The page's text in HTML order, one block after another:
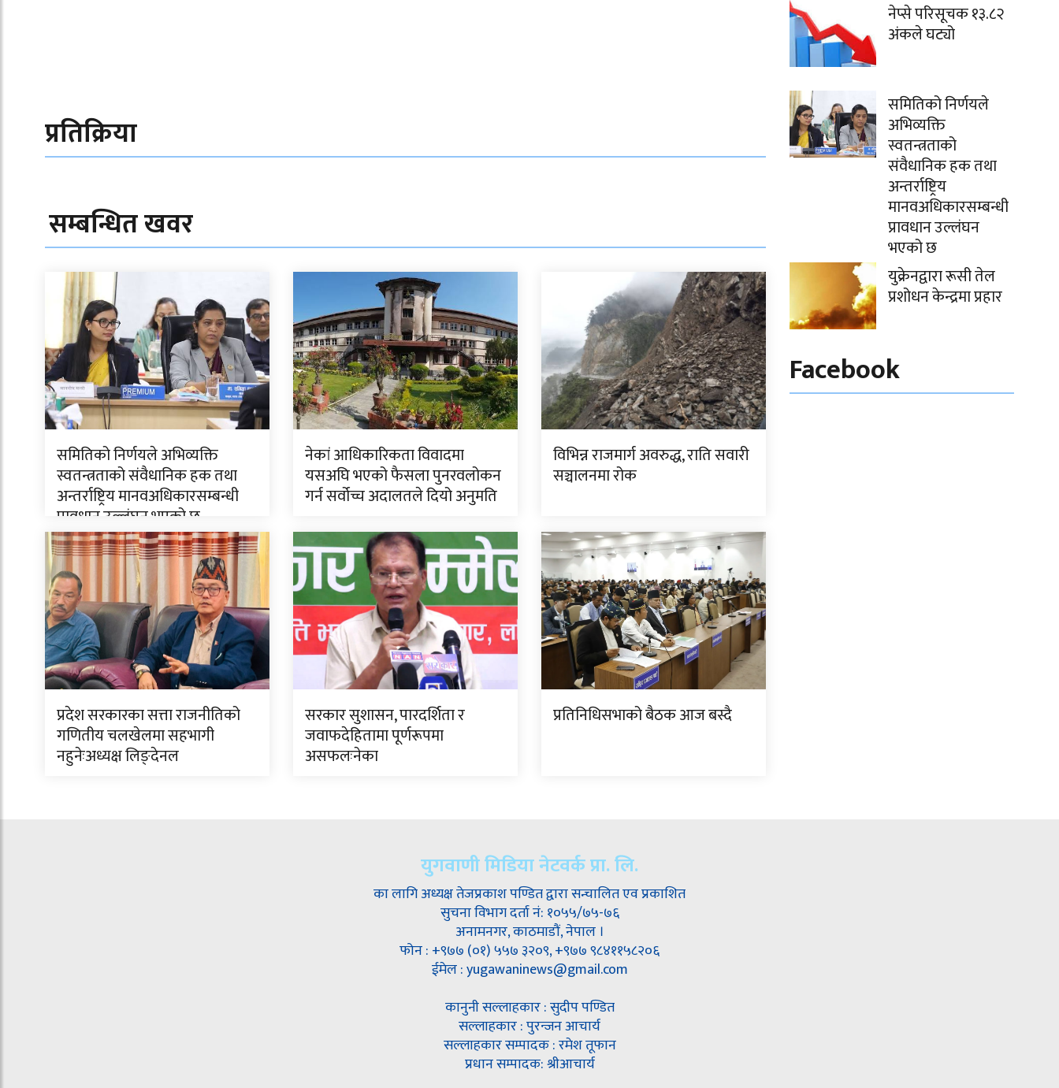
प्रतिक्रिया
सम्बन्धित खवर
समितिको निर्णयले अभिव्यक्ति
स्वतन्त्रताको संवैधानिक हक तथा
अन्तर्राष्ट्रिय मानवअधिकारसम्बन्धी
प्रावधान उल्लंघन भएको छ
नेकां आधिकारिकता विवादमा
यसअघि भएको फैसला पुनरवलोकन
गर्न सर्वोच्च अदालतले दियो अनुमति
विभिन्न राजमार्ग अवरुद्ध, राति सवारी
सञ्चालनमा रोक
प्रदेश सरकारका सत्ता राजनीतिको
गणितीय चलखेलमा सहभागी
नहुनेःअध्यक्ष लिङ्देनल
सरकार सुशासन, पारदर्शिता र
जवाफदेहितामा पूर्णरूपमा
असफलःनेका
प्रतिनिधिसभाको बैठक आज बस्दै
नेप्से परिसूचक १३.८२
अंकले घट्यो
समितिको निर्णयले
अभिव्यक्ति
स्वतन्त्रताको
संवैधानिक हक तथा
अन्तर्राष्ट्रिय
मानवअधिकारसम्बन्धी
प्रावधान उल्लंघन
भएको छ
युक्रेनद्वारा रूसी तेल
प्रशोधन केन्द्रमा प्रहार
Facebook
युगवाणी मिडिया नेटवर्क प्रा. लि.
का लागि अध्यक्ष तेजप्रकाश पण्डित द्वारा सन्चालित एव प्रकाशित
सुचना विभाग दर्ता नं: १०५५/७५-७६
अनामनगर, काठमाडौं, नेपाल ।
फोन : +९७७ (०१) ५५७ ३२०९, +९७७ ९८४११५८२०६
ईमेल : yugawaninews@gmail.com
कानुनी सल्लाहकार : सुदीप पण्डित
सल्लाहकार : पुरन्जन आचार्य
सल्लाहकार सम्पादक : रमेश तूफान
प्रधान सम्पादक: श्रीआचार्य